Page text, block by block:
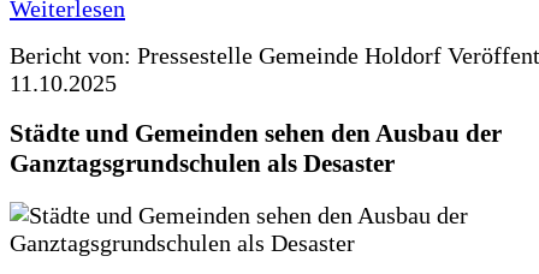
Weiterlesen
Bericht von: Pressestelle Gemeinde Holdorf
11.10.2025
Städte und Gemeinden sehen den Ausbau der
Ganztagsgrundschulen als Desaster